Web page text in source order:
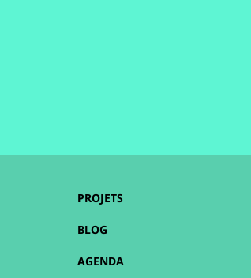
PROJETS
BLOG
AGENDA